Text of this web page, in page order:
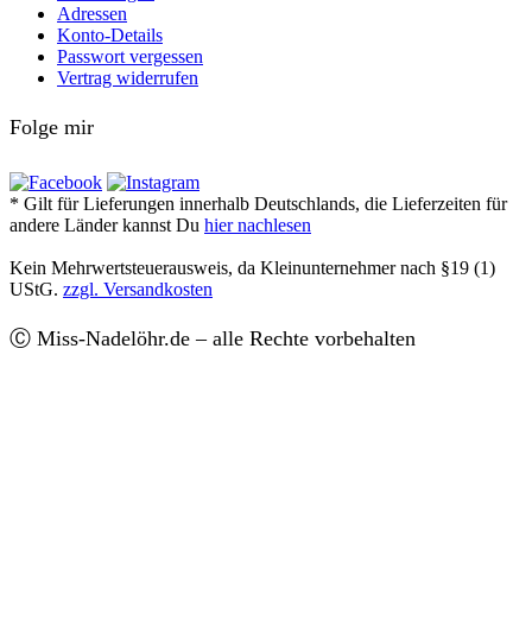
Adressen
Konto-Details
Passwort vergessen
Vertrag widerrufen
Folge mir
* Gilt für Lieferungen innerhalb Deutschlands, die Lieferzeiten für
andere Länder kannst Du hier nachlesen
Kein Mehrwertsteuerausweis, da Kleinunternehmer nach §19 (1)
UStG. zzgl. Versandkosten
Ⓒ Miss-Nadelöhr.de – alle Rechte vorbehalten